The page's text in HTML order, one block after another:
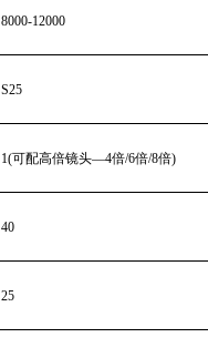
8000-12000
S25
1(可配高倍镜头—4倍/6倍/8倍)
40
25